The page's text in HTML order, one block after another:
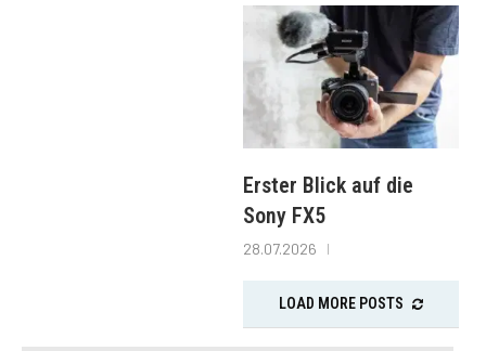
Erster Blick auf die
Sony FX5
28.07.2026
LOAD MORE POSTS